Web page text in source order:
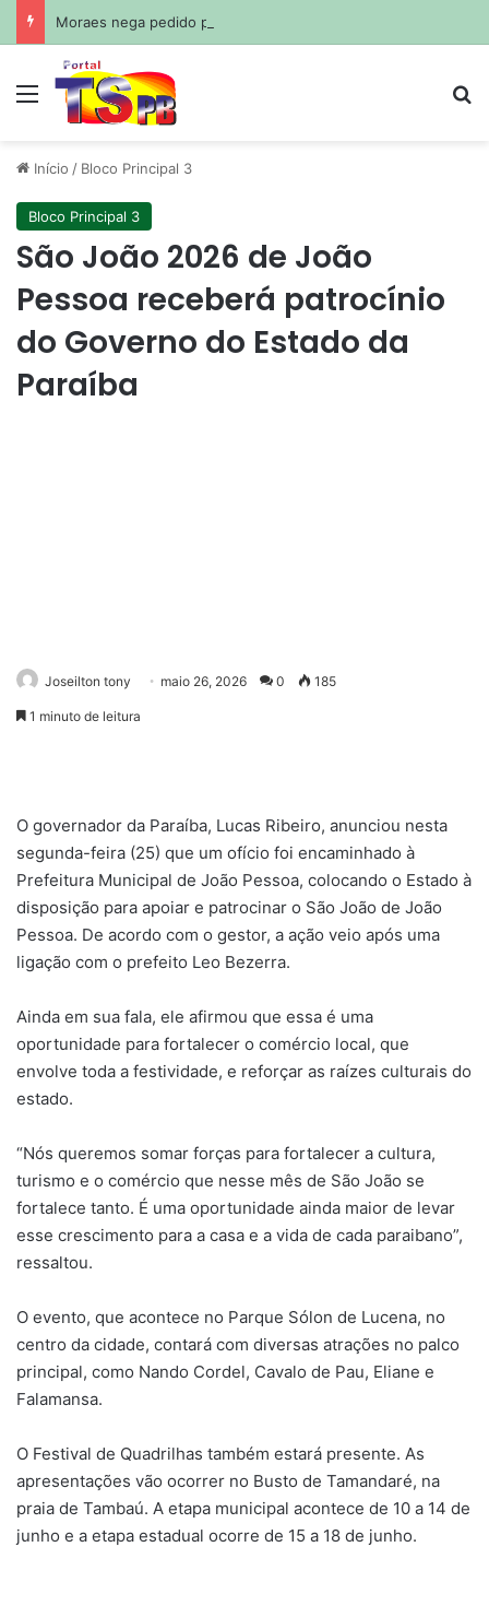
Menu
Início / Bloco Principal 3
Bloco Principal 3
São João 2026 de João
Pessoa receberá patrocínio
do Governo do Estado da
Paraíba
Joseilton tony maio 26, 2026 0 185
1 minuto de leitura
O governador da Paraíba, Lucas Ribeiro, anunciou nesta
segunda-feira (25) que um ofício foi encaminhado à
Prefeitura Municipal de João Pessoa, colocando o Estado à
disposição para apoiar e patrocinar o São João de João
Pessoa. De acordo com o gestor, a ação veio após uma
ligação com o prefeito Leo Bezerra.
Ainda em sua fala, ele afirmou que essa é uma
oportunidade para fortalecer o comércio local, que
envolve toda a festividade, e reforçar as raízes culturais do
estado.
“Nós queremos somar forças para fortalecer a cultura,
turismo e o comércio que nesse mês de São João se
fortalece tanto. É uma oportunidade ainda maior de levar
esse crescimento para a casa e a vida de cada paraibano”,
ressaltou.
O evento, que acontece no Parque Sólon de Lucena, no
centro da cidade, contará com diversas atrações no palco
principal, como Nando Cordel, Cavalo de Pau, Eliane e
Falamansa.
O Festival de Quadrilhas também estará presente. As
apresentações vão ocorrer no Busto de Tamandaré, na
praia de Tambaú. A etapa municipal acontece de 10 a 14 de
junho e a etapa estadual ocorre de 15 a 18 de junho.